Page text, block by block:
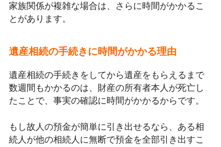
家族関係が複雑な場合は、さらに時間がかかるこ
とがあります。
遺産相続の手続きに時間がかかる理由
遺産相続の手続きをしてから遺産をもらえるまで
数週間もかかるのは、財産の所有者本人が死亡し
たことで、事実の確認に時間がかかるからです。
もし故人の預金が簡単に引き出せるなら、ある相
続人が他の相続人に無断で預金を全部引き出すこ